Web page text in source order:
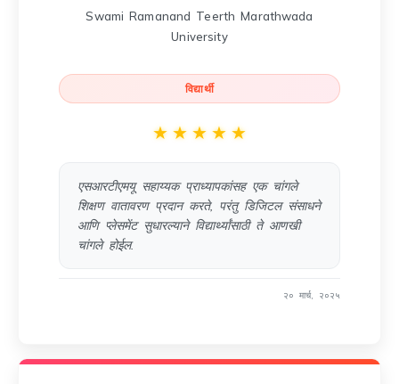
Swami Ramanand Teerth Marathwada
University
विद्यार्थी
★
★
★
★
★
एसआरटीएमयू सहाय्यक प्राध्यापकांसह एक चांगले
शिक्षण वातावरण प्रदान करते, परंतु डिजिटल संसाधने
आणि प्लेसमेंट सुधारल्याने विद्यार्थ्यांसाठी ते आणखी
चांगले होईल.
२० मार्च, २०२५